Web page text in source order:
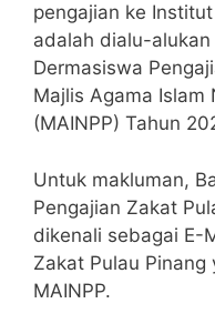
pengajian ke
adalah dialu-
Dermasiswa
Majlis Agama Islam
(MAINPP) Tahun
Untuk makluman,
Pengajian Zakat
dikenali sebagai E-
Zakat Pulau
MAINPP.